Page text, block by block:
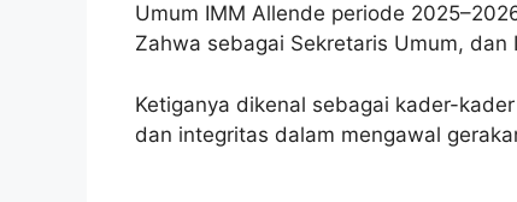
Umum IMM Allende periode
Zahwa sebagai Sekretaris Umum,
Ketiganya dikenal sebagai kader-
dan integritas dalam mengawal